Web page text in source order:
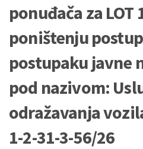
ponuđača za LOT
poništenju
postupaku javne
pod nazivom:
odražavanja
1-2-31-3-56/26